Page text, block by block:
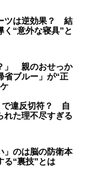
ツは逆効果？ 結
く“意外な寝具”と
」 親のおせっか
ブルー」が“正
で違反切符？ 自
れた理不尽すぎる
」のは脳の防衛本
“裏技”とは